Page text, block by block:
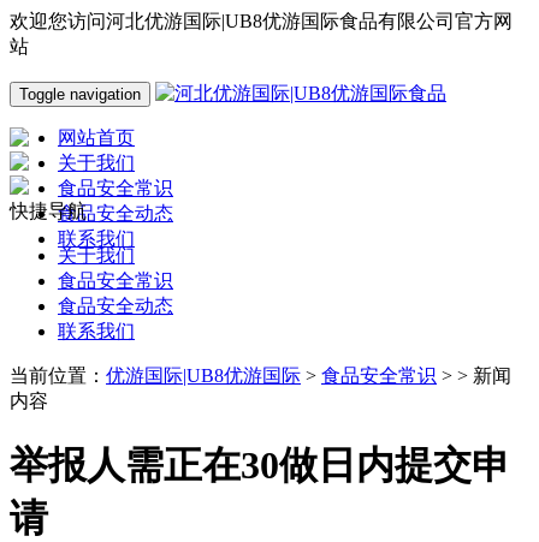
欢迎您访问河北优游国际|UB8优游国际食品有限公司官方网
站
Toggle navigation
网站首页
关于我们
食品安全常识
食品安全动态
联系我们
快捷导航
关于我们
食品安全常识
食品安全动态
联系我们
当前位置： 优游国际|UB8优游国际 > 食品安全常识 > > 新闻
内容
举报人需正在30做日内提交申
请